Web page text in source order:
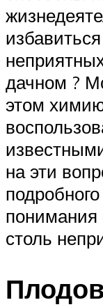
дачном ?
этом
на эти
понимания
столь